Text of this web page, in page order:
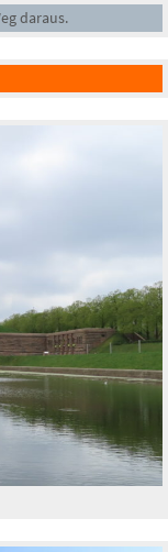
daraus.